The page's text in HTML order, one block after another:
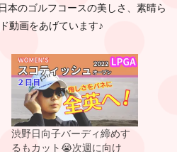
本のゴルフコースの美しさ、素晴ら
動画をあげています♪
渋野日向子バーディ締めす
るもカット😭次週に向け